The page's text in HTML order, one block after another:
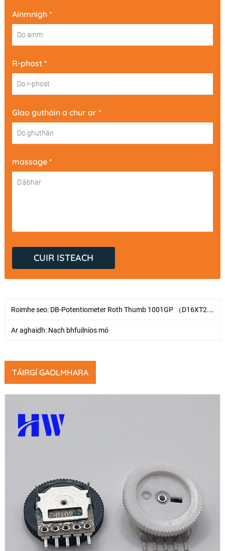
Ainmnigh *
R-phost *
Glao gutháin a chur ar *
massage *
Roimhe seo: DB-Potentiometer Roth Thumb 1001GP （D16XT2.0)
Ar aghaidh: Nach bhfuilníos mó
TÁIRGÍ GAOLMHARA